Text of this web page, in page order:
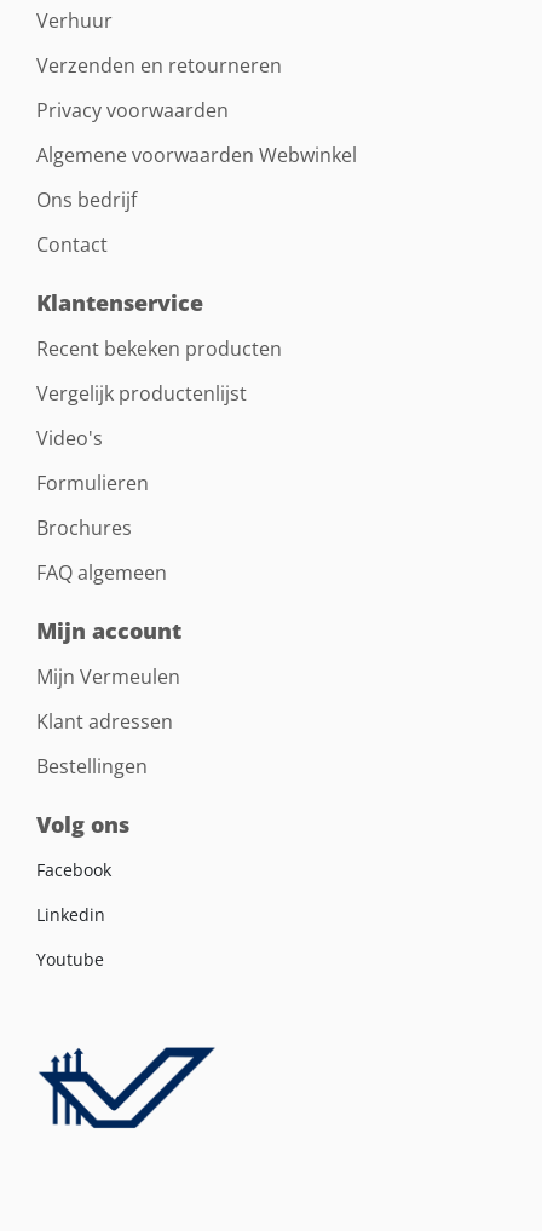
Verhuur
Verzenden en retourneren
Privacy voorwaarden
Algemene voorwaarden Webwinkel
Ons bedrijf
Contact
Klantenservice
Recent bekeken producten
Vergelijk productenlijst
Video's
Formulieren
Brochures
FAQ algemeen
Mijn account
Mijn Vermeulen
Klant adressen
Bestellingen
Volg ons
Facebook
Linkedin
Youtube